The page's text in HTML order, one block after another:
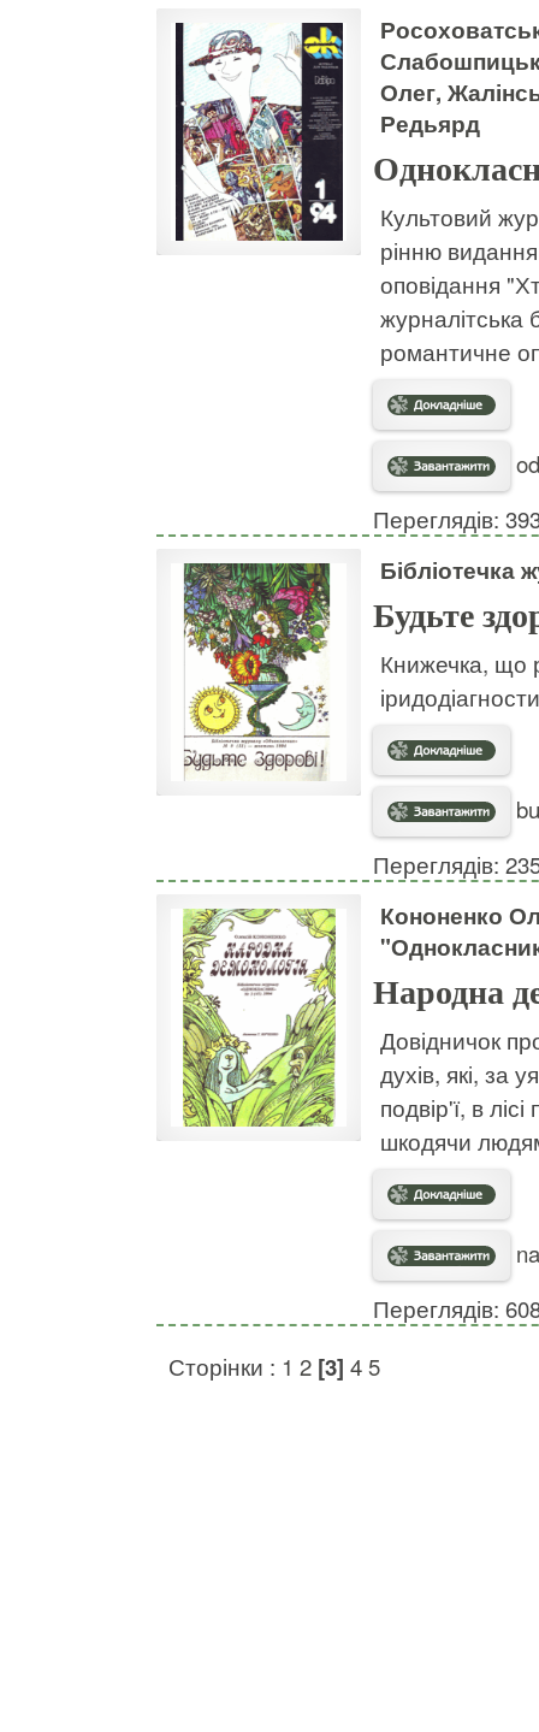
Олег,
Редьярд
Культовий
рінню
оповідання
романтичне
Переглядів:
Бібліотечка
Будьте
Книжечка, що
Переглядів:
Кононенко
Народна
Довідничок
духів, які, за
подвір'ї, в
шкодячи
Переглядів:
Сторінки : 1 2 [3] 45